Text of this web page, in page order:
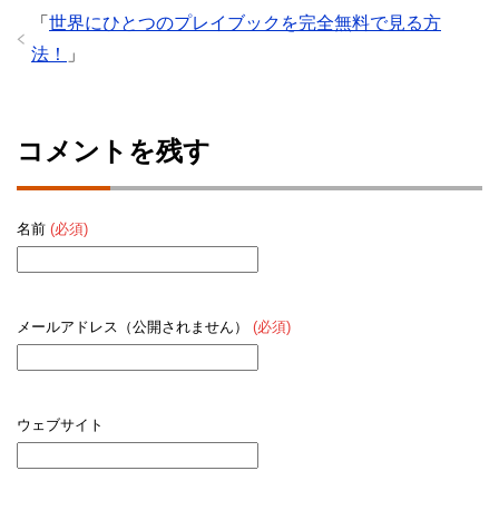
「 世界にひとつのプレイブックを完全無料で見る方
法！
」
コメントを残す
名前 (必須)
メールアドレス（公開されません） (必須)
ウェブサイト